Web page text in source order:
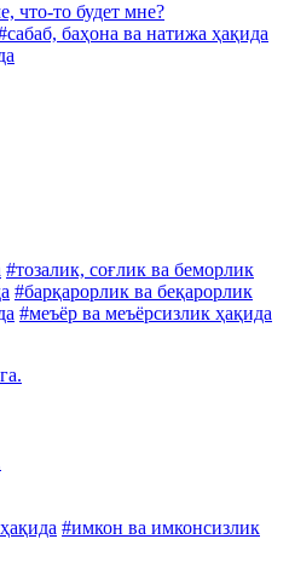
что-то будет мне?
баҳона ва натижа ҳақида
#тозалик, соғлик ва беморлик
#барқарорлик ва беқарорлик
#меъёр ва меъёрсизлик ҳақида
#имкон ва имконсизлик